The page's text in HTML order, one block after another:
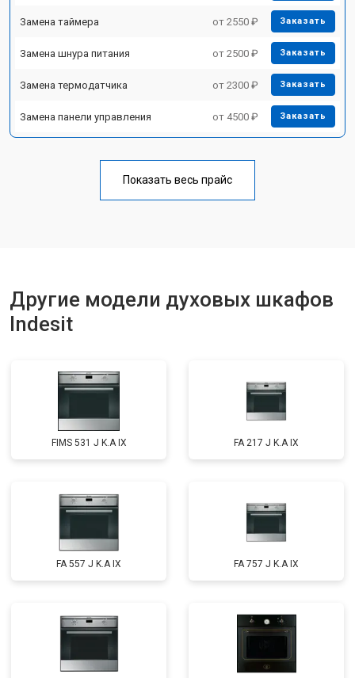
Замена таймера от 2550 ₽ Заказать
Замена шнура питания от 2500 ₽ Заказать
Замена термодатчика от 2300 ₽ Заказать
Замена панели управления от 4500 ₽ Заказать
Показать весь прайс
Другие модели духовых шкафов
Indesit
FIMS 531 J K.A IX FA 217 J K.A IX
FA 557 J K.A IX FA 757 J K.A IX